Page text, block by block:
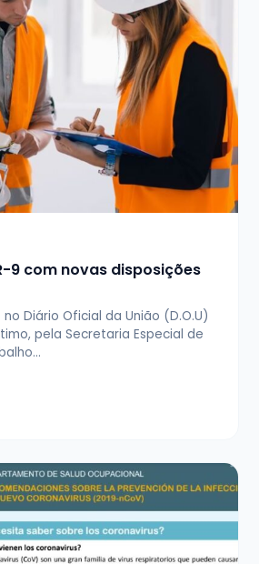
9 com novas disposições
Diário Oficial da União (D.O.U)
pela Secretaria Especial de